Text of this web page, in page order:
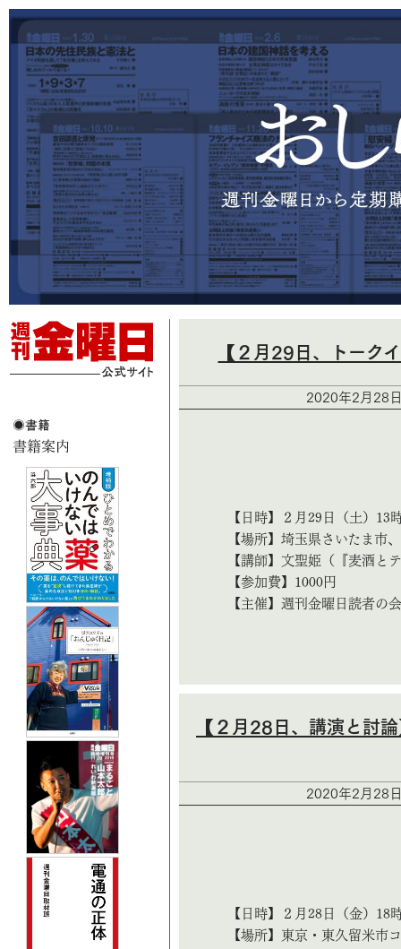
【２月29日、トーク
2020年2月28
【日時】２月29日（土）13
【場所】埼玉県さいたま市
【講師】文聖姫（『麦酒と
【参加費】1000円
【主催】週刊金曜日読者の
【２月28日、講演と討
2020年2月28
【日時】２月28日（金）18
【場所】東京・東久留米市